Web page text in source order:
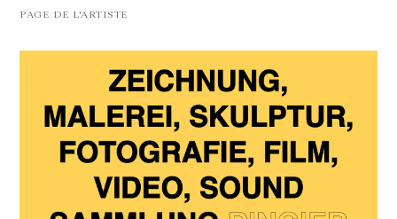
PAGE DE L'ARTISTE